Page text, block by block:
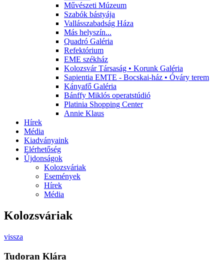
Művészeti Múzeum
Szabók bástyája
Vallásszabadság Háza
Más helyszín...
Quadró Galéria
Refektórium
EME székház
Kolozsvár Társaság • Korunk Galéria
Sapientia EMTE - Bocskai-ház • Óváry terem
Kányafő Galéria
Bánffy Miklós operatstúdió
Platinia Shopping Center
Annie Klaus
Hírek
Média
Kiadványaink
Elérhetőség
Újdonságok
Kolozsváriak
Események
Hírek
Média
Kolozsváriak
vissza
Tudoran Klára